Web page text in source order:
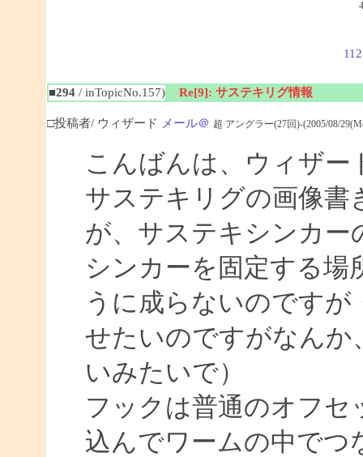
■294/ inTopicNo.157) Re[9]: サステキリグ情報
□投稿者/ ウィザード メール＠ 超 アングラー(27回)-(2005/08/
こんばんは、ウィザー
サステキリグの画像書
が、サステキシンカー
シンカーを固定する場
うに成らないのです
せたいのですがなんか
いみたいで）
フックは普通のオフ
込んでワームの中でつ